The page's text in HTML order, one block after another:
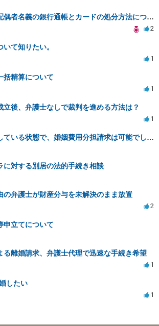
離婚後の元配偶者名義の銀行通帳とカードの処分方法について
2
て知りたい。
1
括精算について
1
立後、弁護士なしで裁判を進める方法は？
1
相手が退職している状態で、婚姻費用分担請求は可能でしょうか？
に対する別居の法的手続き相談
の弁護士が財産分与を未解決のまま放置
2
申立てについて
る離婚請求、弁護士代理で迅速な手続き希望
1
したい
1